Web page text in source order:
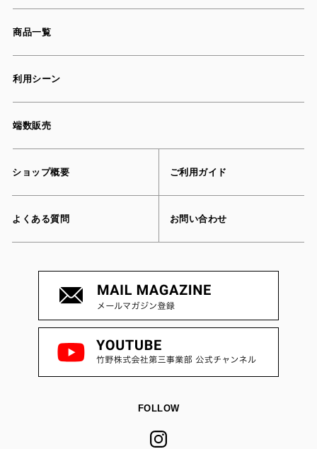
商品一覧
利用シーン
端数販売
ショップ概要 ご利用ガイド
よくある質問 お問い合わせ
FOLLOW